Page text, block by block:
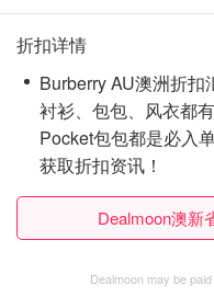
折扣详情
Burberry AU澳洲折扣
衬衫、包包、风衣都
Pocket包包都是必入
获取折扣资讯！
Dealmoon澳
Dealmoon may be